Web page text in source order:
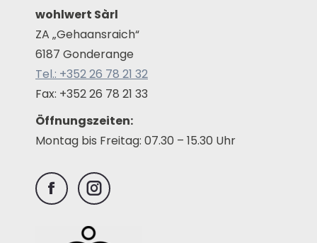
wohlwert Sàrl
ZA „Gehaansraich“
6187 Gonderange
Tel.: +352 26 78 21 32
Fax: +352 26 78 21 33
Öffnungszeiten:
Montag bis Freitag: 07.30 – 15.30 Uhr
FacebookInstagram